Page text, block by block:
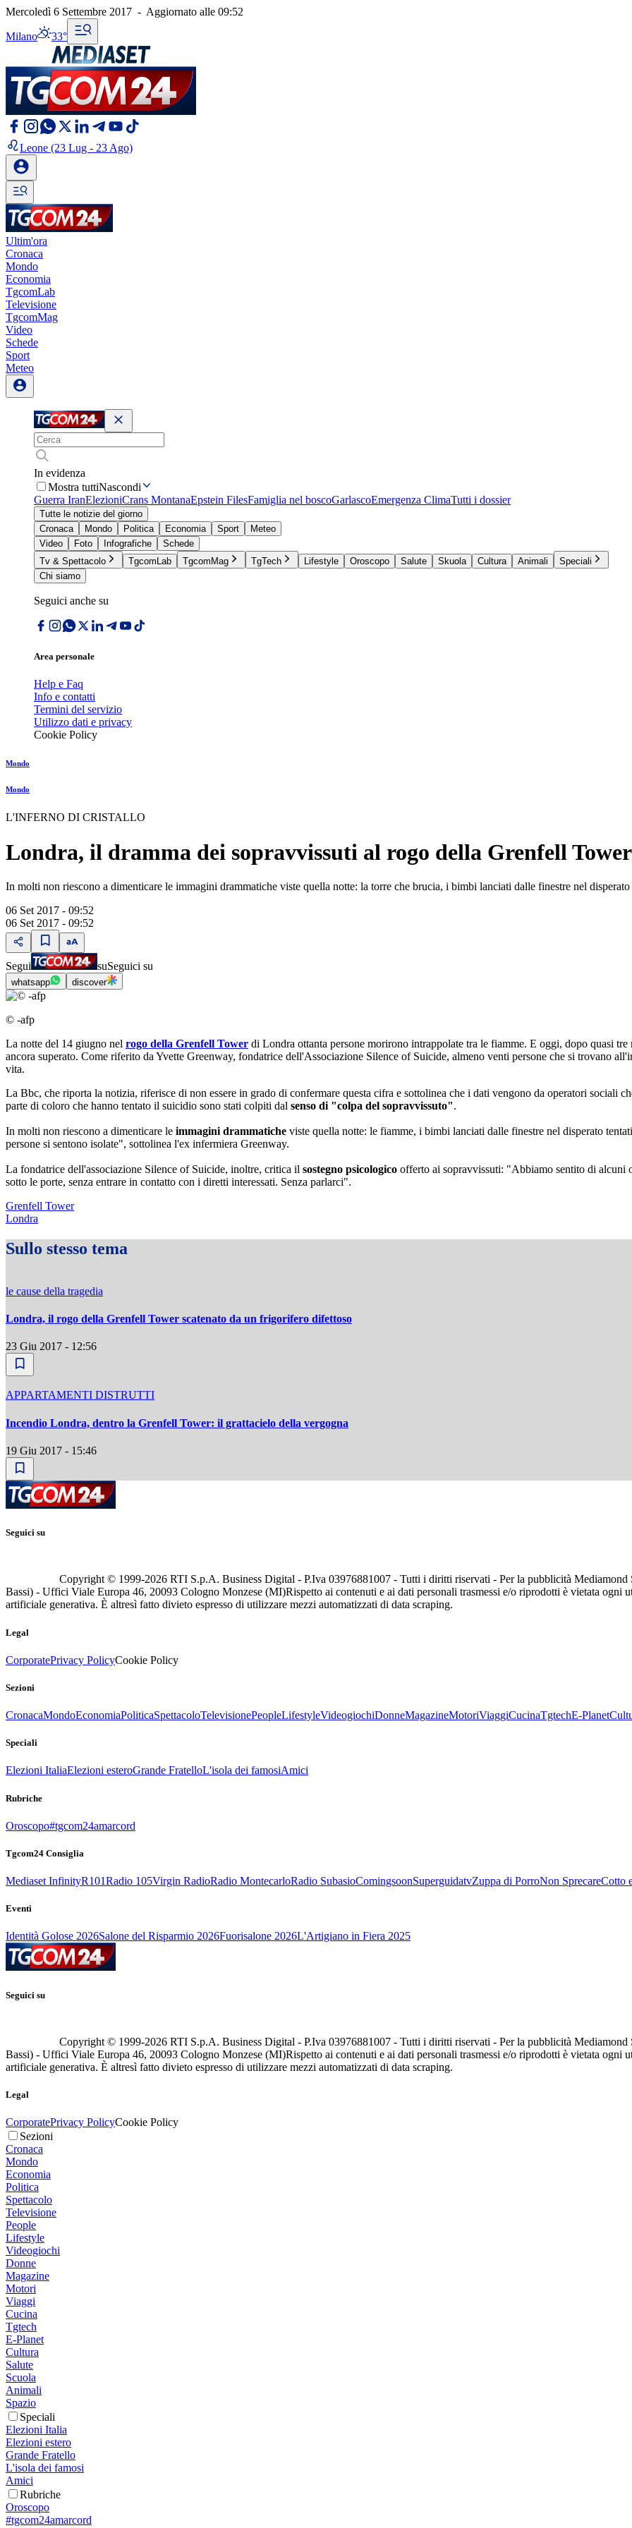
Mercoledì 6 Settembre 2017 - Aggiornato alle 09:52
Milano 33°
Leone (23 Lug - 23 Ago)
Ultim'ora
Cronaca
Mondo
Economia
TgcomLab
Televisione
TgcomMag
Video
Schede
Sport
Meteo
In evidenza
Mostra tuttiNascondi
Guerra IranElezioniCrans MontanaEpstein FilesFamiglia nel boscoGarlascoEmergenza ClimaTutti i dossier
Tutte le notizie del giorno
Cronaca
Mondo Politica Economia Sport
Meteo
Video
Foto Infografiche
Schede
Tv & Spettacolo
TgcomLab TgcomMag TgTech Lifestyle Oroscopo Salute Skuola Cultura Animali
Speciali
Chi siamo
Seguici anche su
Area personale
Help e Faq
Info e contatti
Termini del servizio
Utilizzo dati e privacy
Cookie Policy
Mondo
Mondo
L'INFERNO DI CRISTALLO
Londra, il dramma dei sopravvissuti al rogo della Grenfell
In molti non riescono a dimenticare le immagini drammatiche viste quella notte: la torre che brucia, i bimbi lanciati dalle finestre nel
06 Set 2017 - 09:52
06 Set 2017 - 09:52
Segui suSeguici su
whatsapp discover
© -afp
La notte del 14 giugno nel rogo della Grenfell Tower di Londra ottanta persone morirono intrappolate tra le fiamme. E oggi, dopo quasi
ancora superato. Come riferito da Yvette Greenway, fondatrice dell'Associazione Silence of Suicide, almeno venti persone che si trovano
vita.
La Bbc, che riporta la notizia, riferisce di non essere in grado di confermare questa cifra e sottolinea che i dati vengono da operatori sociali
parte di coloro che hanno tentato il suicidio sono stati colpiti dal senso di "colpa del sopravvissuto".
In molti non riescono a dimenticare le immagini drammatiche viste quella notte: le fiamme, i bimbi lanciati dalle finestre nel disperato
persone si sentono isolate", sottolinea l'ex infermiera Greenway.
La fondatrice dell'associazione Silence of Suicide, inoltre, critica il sostegno psicologico offerto ai sopravvissuti: "Abbiamo sentito di alcuni
sotto le porte, senza entrare in contatto con i diretti interessati. Senza parlarci".
Grenfell Tower
Londra
Sullo stesso tema
le cause della tragedia
Londra, il rogo della Grenfell Tower scatenato da un frigorifero difettoso
23 Giu 2017 - 12:56
APPARTAMENTI DISTRUTTI
Incendio Londra, dentro la Grenfell Tower: il grattacielo della vergogna
19 Giu 2017 - 15:46
Seguici su
Copyright © 1999-2026 RTI S.p.A. Business Digital - P.Iva 03976881007 - Tutti i diritti riservati - Per la pubblicità
Bassi) - Uffici Viale Europa 46, 20093 Cologno Monzese (MI)Rispetto ai contenuti e ai dati personali trasmessi e/o riprodotti è vietata ogni
artificiale generativa. È altresì fatto divieto espresso di utilizzare mezzi automatizzati di data scraping.
Legal
CorporatePrivacy PolicyCookie Policy
Sezioni
CronacaMondoEconomiaPoliticaSpettacoloTelevisionePeopleLifestyleVideogiochiDonneMagazineMotoriViaggiCucinaTgtechE-Planet
Speciali
Elezioni ItaliaElezioni esteroGrande FratelloL'isola dei famosiAmici
Rubriche
Oroscopo#tgcom24amarcord
Tgcom24 Consiglia
Mediaset InfinityR101Radio 105Virgin RadioRadio MontecarloRadio SubasioComingsoonSuperguidatvZuppa di PorroNon SprecareCotto
Eventi
Identità Golose 2026Salone del Risparmio 2026Fuorisalone 2026L'Artigiano in Fiera 2025
Seguici su
Copyright © 1999-2026 RTI S.p.A. Business Digital - P.Iva 03976881007 - Tutti i diritti riservati - Per la pubblicità
Bassi) - Uffici Viale Europa 46, 20093 Cologno Monzese (MI)Rispetto ai contenuti e ai dati personali trasmessi e/o riprodotti è vietata ogni
artificiale generativa. È altresì fatto divieto espresso di utilizzare mezzi automatizzati di data scraping.
Legal
CorporatePrivacy PolicyCookie Policy
Sezioni
Cronaca
Mondo
Economia
Politica
Spettacolo
Televisione
People
Lifestyle
Videogiochi
Donne
Magazine
Motori
Viaggi
Cucina
Tgtech
E-Planet
Cultura
Salute
Scuola
Animali
Spazio
Speciali
Elezioni Italia
Elezioni estero
Grande Fratello
L'isola dei famosi
Amici
Rubriche
Oroscopo
#tgcom24amarcord